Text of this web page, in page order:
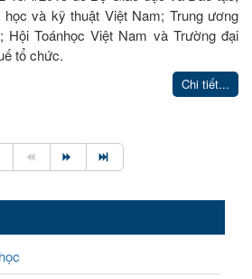
và kỹ thuật Việt Nam; Trung ương
Hội Toánhọc Việt Nam và Trường đại
tổ chức.
Chi tiết...